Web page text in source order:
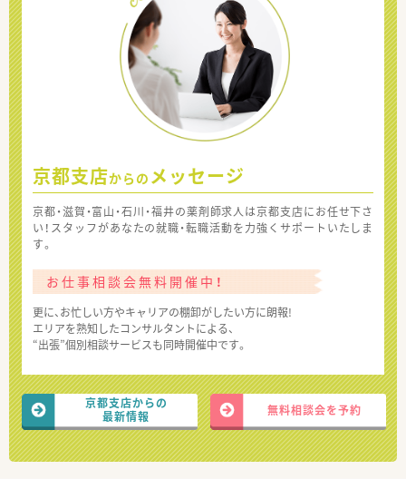
京都支店からの メッセージ
京都・滋賀・富山・石川・福井の薬剤師求人は京都支店にお任せ下さ
い！スタッフがあなたの就職・転職活動を力強くサポートいたしま
す。
お仕事相談会無料開催中！
更に、お忙しい方やキャリアの棚卸がしたい方に朗報!
エリアを熟知したコンサルタントによる、
“出張”個別相談サービスも同時開催中です。
京都支店からの
最新情報
無料相談会を予約